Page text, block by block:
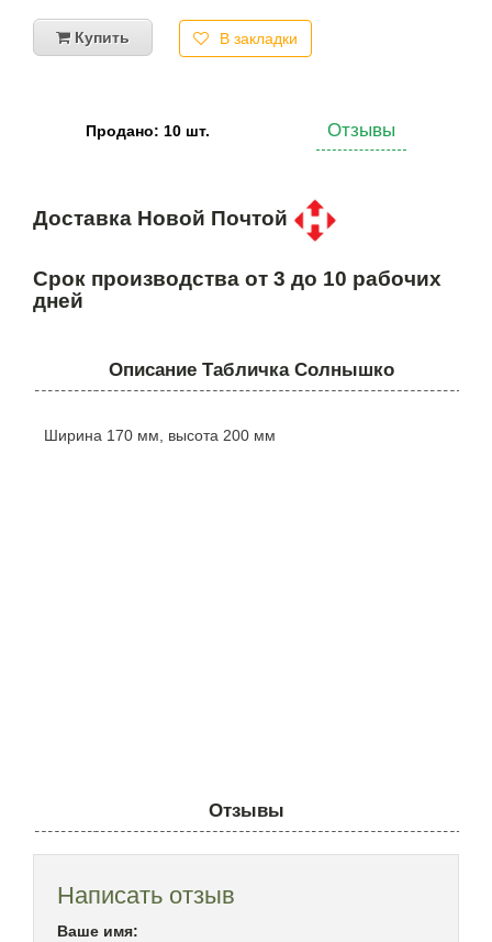
Купить В закладки
Продано: 10 шт. Отзывы
Доставка Новой Почтой
Срок производства от 3 до 10 рабочих
дней
Описание Табличка Солнышко
Ширина 170 мм, высота 200 мм
Отзывы
Написать отзыв
Ваше имя: